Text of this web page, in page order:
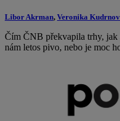
Libor Akrman, Veronika
Čím ČNB překvapila trhy,
nám letos pivo, nebo je moc